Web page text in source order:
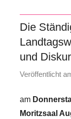
Die
und
Veröffentlicht
am
Moritzsaal